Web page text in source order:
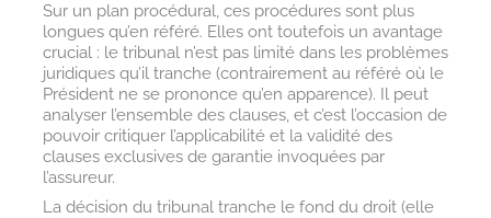
Sur un plan procédural, ces procédures sont plus
longues qu’en référé. Elles ont toutefois un avantage
crucial : le tribunal n’est pas limité dans les problèmes
juridiques qu’il tranche (contrairement au référé où le
Président ne se prononce qu’en apparence). Il peut
analyser l’ensemble des clauses, et c’est l’occasion de
pouvoir critiquer l’applicabilité et la validité des
clauses exclusives de garantie invoquées par
l’assureur.
La décision du tribunal tranche le fond du droit (elle